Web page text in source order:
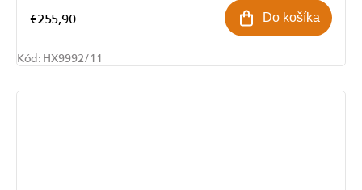
€255,90 Do košíka
Kód: HX9992/11